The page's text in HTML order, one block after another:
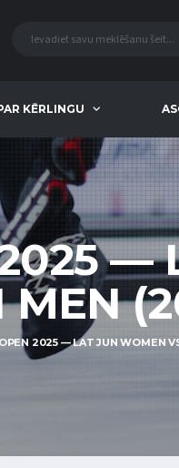
KĒRLINGU
—
MEN
2025 — LAT JUN WOMEN